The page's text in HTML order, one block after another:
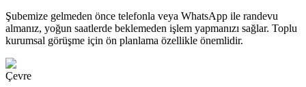
Şubemize gelmeden önce telefonla veya WhatsApp ile randevu
almanız, yoğun saatlerde beklemeden işlem yapmanızı sağlar. Toplu
kurumsal görüşme için ön planlama özellikle önemlidir.
Çevre